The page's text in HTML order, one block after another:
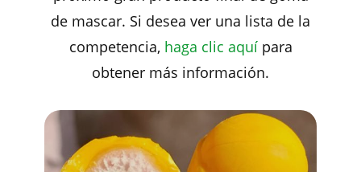
de mascar. Si desea ver una lista de la
competencia, haga clic aquípara
obtener más información.